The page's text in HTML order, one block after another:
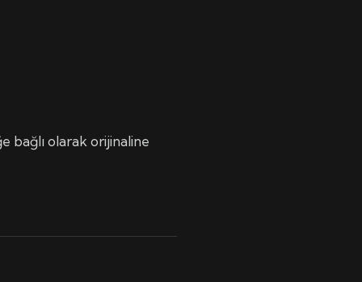
bağlı olarak orijinaline